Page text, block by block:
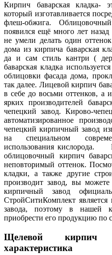
Кирпич баварская кладка-
который изготавливается
флеш-обжига.
появился ещё много лет
не умели делать один
дома из кирпича баварская
да и сам стиль кантри (
баварская кладка
облицовки фасада дома,
так далее. Лицевой кирпич
в себе до восьми оттенков, а
ярких производителей
чепецкий завод. Кирово-
автоматизированное
чепецкий кирпичный завод
на специальном
использования кислорода.
облицовочный кирпич
неповторимый оттенок.
кладки, а также другие
производит завод, вы
кирпичный завод
СтройСитиКомплект является
завода, поэтому в нашей
приобрести его продукцию по
Щелевой кирпич
характеристика